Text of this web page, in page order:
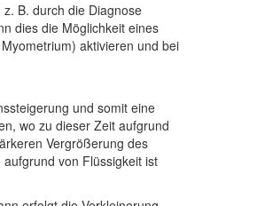
B. durch die Diagnose
dies die Möglichkeit eines
aktivieren und bei
und somit eine
wo zu dieser Zeit aufgrund
Vergrößerung des
von Flüssigkeit ist